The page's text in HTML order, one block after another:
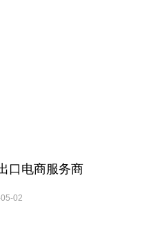
口电商服务商
02